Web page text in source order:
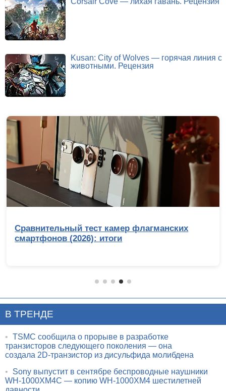
Kusan: City of Wolves — горячая линия с
животными. Рецензия
Сравнительный тест камер флагманских
смартфонов (2026): итоги
В ТРЕНДЕ
• TSMC сообщила о прорыве в разработке
транзисторов следующего поколения — она
создала 2D-транзистор из дисульфида молибдена
•
Sony выпустит в сентябре беспроводные наушники
WH-1000XM4C — копию WH-1000XM4 шестилетней